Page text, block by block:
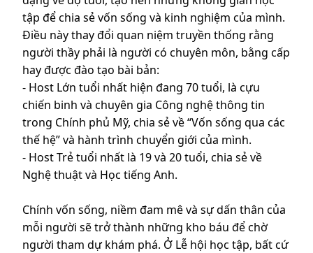
tập để chia sẻ vốn sống và kinh nghiệm của mình.
Điều này thay đổi quan niệm truyền thống rằng
người thầy phải là người có chuyên môn, bằng cấp
hay được đào tạo bài bản:
- Host Lớn tuổi nhất hiện đang 70 tuổi, là cựu
chiến binh và chuyên gia Công nghệ thông tin
trong Chính phủ Mỹ, chia sẻ về “Vốn sống qua các
thế hệ” và hành trình chuyển giới của mình.
- Host Trẻ tuổi nhất là 19 và 20 tuổi, chia sẻ về
Nghệ thuật và Học tiếng Anh.
Chính vốn sống, niềm đam mê và sự dấn thân của
mỗi người sẽ trở thành những kho báu để chờ
người tham dự khám phá. Ở Lễ hội học tập, bất cứ